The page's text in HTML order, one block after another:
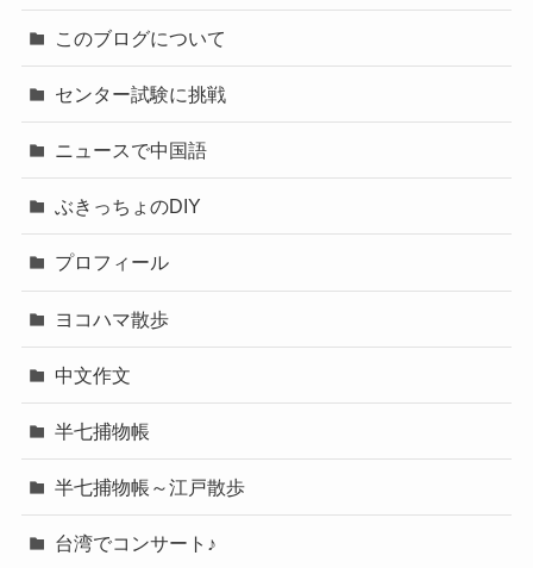
このブログについて
センター試験に挑戦
ニュースで中国語
ぶきっちょのDIY
プロフィール
ヨコハマ散歩
中文作文
半七捕物帳
半七捕物帳～江戸散歩
台湾でコンサート♪